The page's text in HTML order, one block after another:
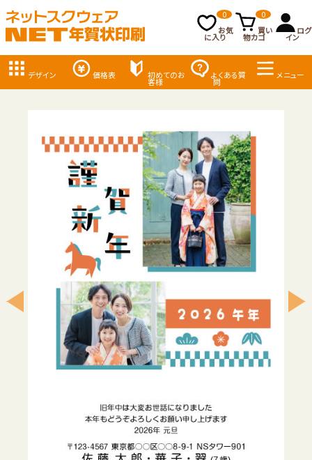
お気
に入り
0
買い
物カゴ
0
ログ
イン
デザイン 価格表 初めてのお
客様
よくある質
問
メニュー